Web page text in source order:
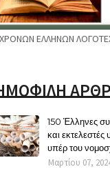
ΕΛΛΗΝΩΝ
150 Έλληνες
και
υπέρ του
Μαρτίου 07,